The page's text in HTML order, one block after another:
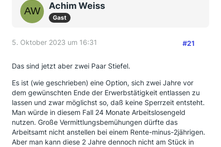
Achim Weiss
Gast
5. Oktober 2023 um 16:31 #21
Das sind jetzt aber zwei Paar Stiefel.
Es ist (wie geschrieben) eine Option, sich zwei Jahre vor
dem gewünschten Ende der Erwerbstätigkeit entlassen zu
lassen und zwar möglichst so, daß keine Sperrzeit entsteht.
Man würde in diesem Fall 24 Monate Arbeitslosengeld
nutzen. Große Vermittlungsbemühungen dürfte das
Arbeitsamt nicht anstellen bei einem Rente-minus-2jährigen.
Aber man kann diese 2 Jahre dennoch nicht am Stück in